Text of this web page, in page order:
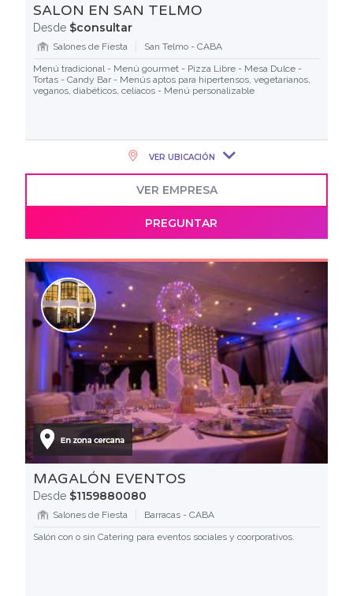
SALON EN SAN TELMO
Desde $consultar
Salones de Fiesta
San Telmo - CABA
Menú tradicional - Menú gourmet - Pizza Libre - Mesa Dulce -
Tortas - Candy Bar - Menús aptos para hipertensos, vegetarianos,
veganos, diabéticos, celíacos - Menú personalizable
VER UBICACIÓN
VER EMPRESA
PREGUNTAR
MAGALÓN EVENTOS
Desde $1159880080
Salones de Fiesta
Barracas - CABA
Salón con o sin Catering para eventos sociales y coorporativos.